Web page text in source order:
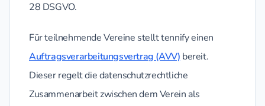
28 DSGVO.
Für teilnehmende Vereine stellt tennify einen
Auftragsverarbeitungsvertrag (AVV) bereit.
Dieser regelt die datenschutzrechtliche
Zusammenarbeit zwischen dem Verein als